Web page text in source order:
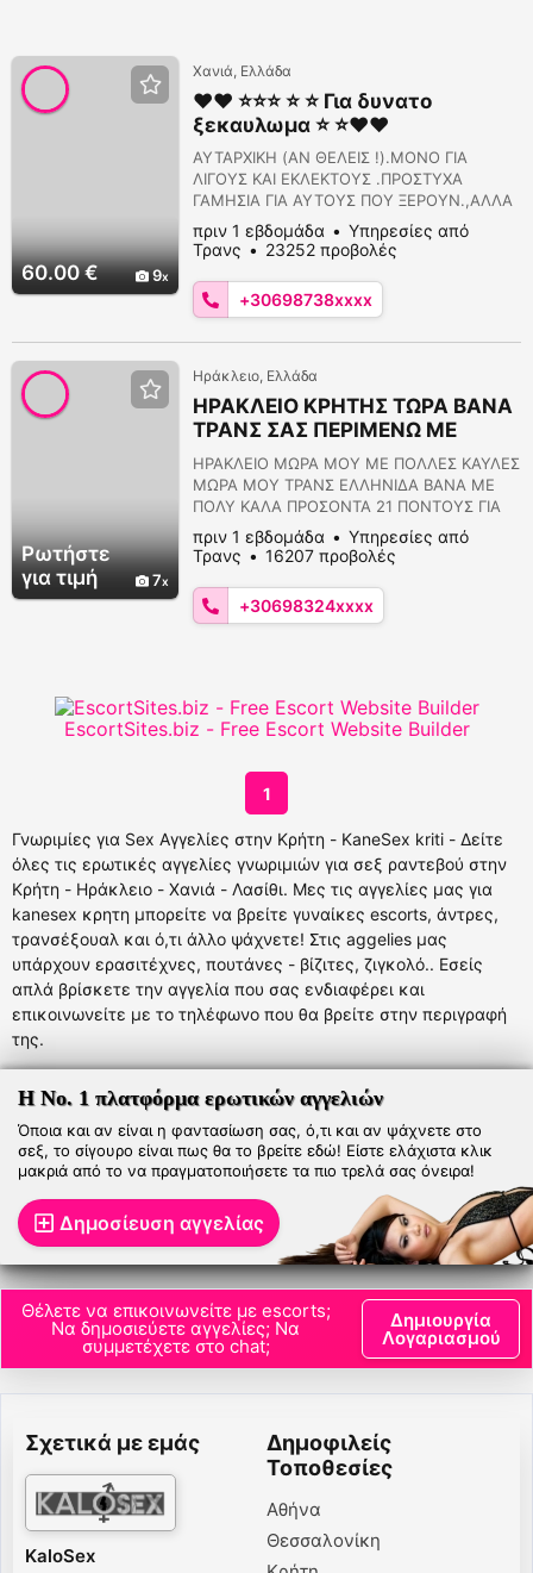
60.00 € 9
Χανιά, Ελλάδα
❤️❤️ ⭐⭐⭐ ⭐ ⭐ Για δυνατο
ξεκαυλωμα ⭐ ⭐❤️❤️
ΑΥΤΑΡΧΙΚΗ (ΑΝ ΘΕΛΕΙΣ !).ΜΟΝΟ ΓΙΑ
ΛΙΓΟΥΣ ΚΑΙ ΕΚΛΕΚΤΟΥΣ .ΠΡΟΣΤΥΧΑ
ΓΑΜΗΣΙΑ ΓΙΑ ΑΥΤΟΥΣ ΠΟΥ ΞΕΡΟΥΝ.,ΑΛΛΑ
ΚΑΙ ΓΙΑ ΤΟΥΣ ΠΡΩΤΑΡΗΔΕΣ ΠΟΥ ΘΕΛΟΥΝ
ΝΑ ΜΑΘΟΥΝ .ΕΦΤΑΣΕ Η ΩΡΑ ΝΑ
ΠΡΑΓΜΑΤΟΠΟΙΗΣΕΙΣ ΑΥΤΑ ΠΟΥ
ΦΑΝΤΑΣΙΩΝΩΣΟΥΝ Η ΕΒΛΕΠΕΣ ΣΤΙΣ
ΤΣΟΝΤΕΣ ΚΑΙ ΤΡΑΒΟΥΣΕΣ ΜΑΛΑΚΙΑ.ΣΕ
ΤΗΣ ΠΟΛΗΣ.ΤΛΦ.6987383111 ΜΙΣΗ ΩΡΑ ΠΙΟ
ΜΠΡΟΣΤΑ????
πριν 1 εβδομάδα
Υπηρεσίες από
Τρανς
23252 προβολές
+30698738xxxx
Ρωτήστε
για τιμή
7
Ηράκλειο, Ελλάδα
ΗΡΑΚΛΕΙΟ ΚΡΗΤΗΣ ΤΩΡΑ ΒΑΝΑ
ΤΡΑΝΣ ΣΑΣ ΠΕΡΙΜΕΝΩ ΜΕ
ΚΑΥΛΕΣ ΠΟΛΛΕΣ ΒΑΝΑ ΤΡΑΝΣ
ΗΡΑΚΛΕΙΟ ΜΩΡΑ ΜΟΥ ΜΕ ΠΟΛΛΕΣ ΚΑΥΛΕΣ
ΜΩΡΑ ΜΟΥ ΤΡΑΝΣ ΕΛΛΗΝΙΔΑ ΒΑΝΑ ΜΕ
ΠΟΛΥ ΚΑΛΑ ΠΡΟΣΟΝΤΑ 21 ΠΟΝΤΟΥΣ ΓΙΑ
ΣΕΝΑ ΠΟΥ ΞΕΡΕΙΣ ΝΑ ΠΕΡΝΑΣ ΚΑΛΑ κανω
τα παντα στο σεχ 6983249588 σε δικο μου
χωρο ΦΙΛΑΚΙΑ ΠΟΛΛΑ για πιο πολλες φωτ
στο site μου https://vana-
trans.blogspot.com
πριν 1 εβδομάδα
Υπηρεσίες από
Τρανς
16207 προβολές
+30698324xxxx
EscortSites.biz - Free Escort Website Builder
1
Γνωριμίες για Sex Αγγελίες στην Κρήτη - KaneSex kriti - Δείτε
όλες τις ερωτικές αγγελίες γνωριμιών για σεξ ραντεβού στην
Κρήτη - Ηράκλειο - Χανιά - Λασίθι. Μες τις αγγελίες μας για
kanesex κρητη μπορείτε να βρείτε γυναίκες escorts, άντρες,
τρανσέξουαλ και ό,τι άλλο ψάχνετε! Στις aggelies μας
υπάρχουν ερασιτέχνες, πουτάνες - βίζιτες, ζιγκολό.. Εσείς
απλά βρίσκετε την αγγελία που σας ενδιαφέρει και
επικοινωνείτε με το τηλέφωνο που θα βρείτε στην περιγραφή
της.
Η Νο. 1 πλατφόρμα ερωτικών αγγελιών
Όποια και αν είναι η φαντασίωση σας, ό,τι και αν ψάχνετε στο
σεξ, το σίγουρο είναι πως θα το βρείτε εδώ! Είστε ελάχιστα κλικ
μακριά από το να πραγματοποιήσετε τα πιο τρελά σας όνειρα!
Δημοσίευση αγγελίας
Θέλετε να επικοινωνείτε με escorts;
Να δημοσιεύετε αγγελίες; Να
συμμετέχετε στο chat;
Δημιουργία
Λογαριασμού
Σχετικά με εμάς
KaloSex
Δημοφιλείς
Τοποθεσίες
Αθήνα
Θεσσαλονίκη